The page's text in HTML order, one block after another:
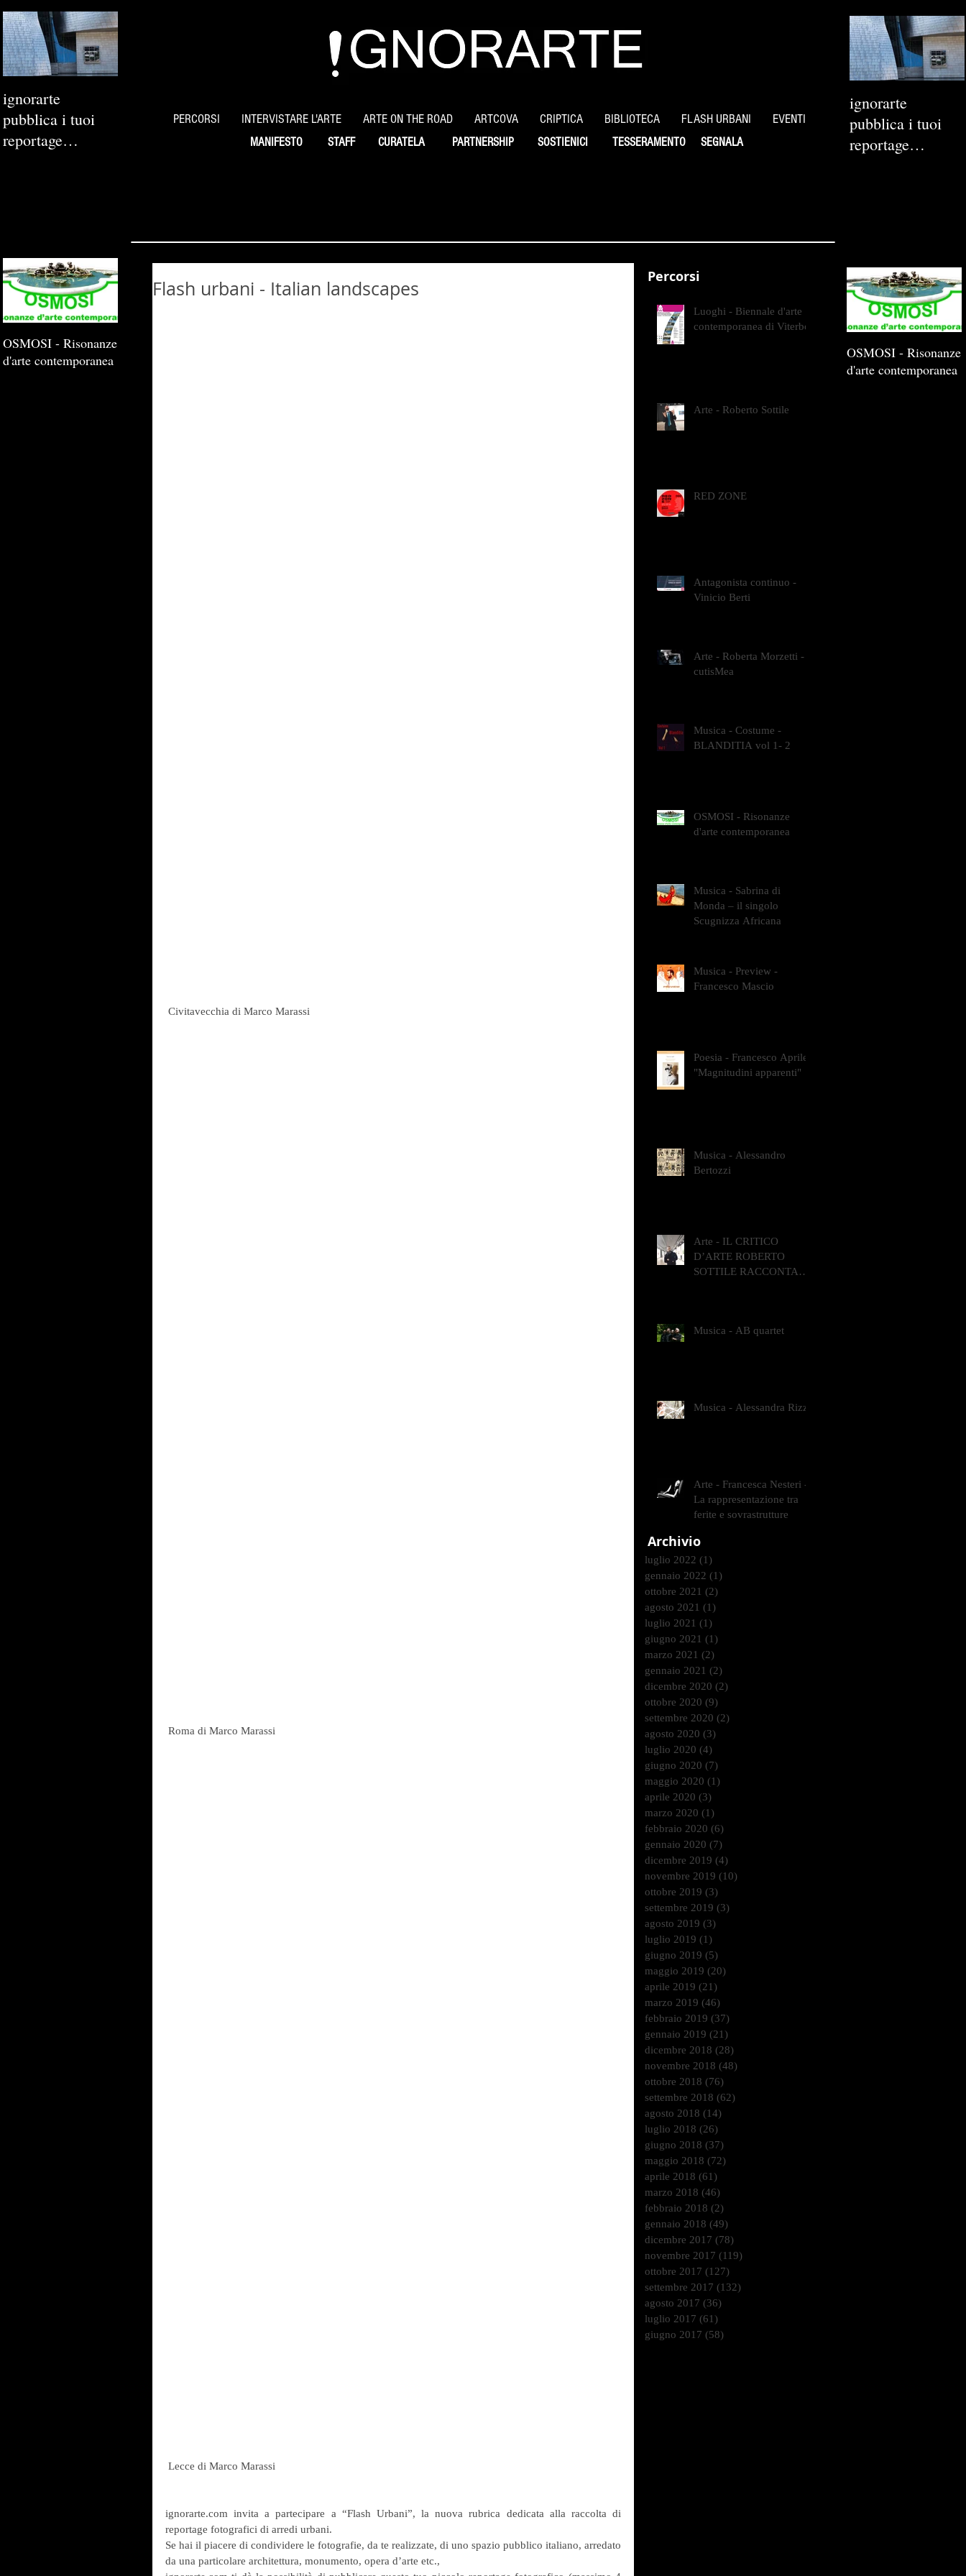
ignorarte
pubblica i tuoi
reportage
PERCORSI INTERVISTARE L'ARTE ARTE ON THE ROAD ARTCOVA CRIPTICA BIBLIOTECA FLASH URBANI EVENTI
MANIFESTO STAFF CURATELA PARTNERSHIP SOSTIENICI SEGNALA
TESSERAMENTO
ignorarte
pubblica i tuoi
reportage
Flash urbani - Italian landscapes
Civitavecchia di Marco Marassi
Roma di Marco Marassi
Lecce di Marco Marassi
ignorarte.com invita a partecipare a “Flash Urbani”, la nuova rubrica dedicata alla raccolta di
reportage fotografici di arredi urbani.
Se hai il piacere di condividere le fotografie, da te realizzate, di uno spazio pubblico italiano, arredato
da una particolare architettura, monumento, opera d’arte etc.,
Percorsi
Luoghi - Biennale d'arte
contemporanea di Viterbo
Arte - Roberto Sottile
RED ZONE
Antagonista continuo -
Vinicio Berti
Arte - Roberta Morzetti -
cutisMea
Musica - Costume -
BLANDITIA vol 1- 2
OSMOSI - Risonanze
d'arte contemporanea
Musica - Sabrina di
Monda – il singolo
Scugnizza Africana
Musica - Preview -
Francesco Mascio
Poesia - Francesco Aprile -
"Magnitudini apparenti"
Musica - Alessandro
Bertozzi
Arte - IL CRITICO
D’ARTE ROBERTO
SOTTILE RACCONTA
Musica - AB quartet
Musica - Alessandra Rizzo
Arte - Francesca Nesteri -
La rappresentazione tra
ferite e sovrastrutture
Archivio
luglio 2022 (1)
gennaio 2022 (1)
ottobre 2021 (2)
agosto 2021 (1)
luglio 2021 (1)
giugno 2021 (1)
marzo 2021 (2)
gennaio 2021 (2)
dicembre 2020 (2)
ottobre 2020 (9)
settembre 2020 (2)
agosto 2020 (3)
luglio 2020 (4)
giugno 2020 (7)
maggio 2020 (1)
aprile 2020 (3)
marzo 2020 (1)
febbraio 2020 (6)
gennaio 2020 (7)
dicembre 2019 (4)
novembre 2019 (10)
ottobre 2019 (3)
settembre 2019 (3)
agosto 2019 (3)
luglio 2019 (1)
giugno 2019 (5)
maggio 2019 (20)
aprile 2019 (21)
marzo 2019 (46)
febbraio 2019 (37)
gennaio 2019 (21)
dicembre 2018 (28)
novembre 2018 (48)
ottobre 2018 (76)
settembre 2018 (62)
agosto 2018 (14)
luglio 2018 (26)
giugno 2018 (37)
maggio 2018 (72)
aprile 2018 (61)
marzo 2018 (46)
febbraio 2018 (2)
gennaio 2018 (49)
dicembre 2017 (78)
novembre 2017 (119)
ottobre 2017 (127)
settembre 2017 (132)
agosto 2017 (36)
luglio 2017 (61)
giugno 2017 (58)
OSMOSI - Risonanze
d'arte contemporanea
OSMOSI - Risonanze
d'arte contemporanea